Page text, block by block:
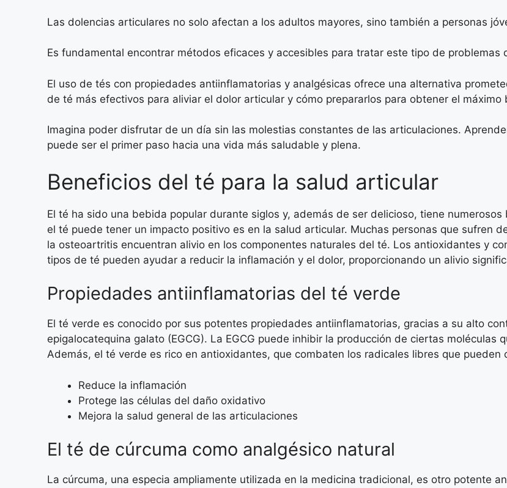
Las dolencias articulares no solo afectan a los adultos mayores, sino también a personas
Es fundamental encontrar métodos eficaces y accesibles para tratar este tipo de
El uso de tés con propiedades antiinflamatorias y analgésicas ofrece una alternativa
de té más efectivos para aliviar el dolor articular y cómo prepararlos para obtener el máximo
Imagina poder disfrutar de un día sin las molestias constantes de las articulaciones.
puede ser el primer paso hacia una vida más saludable y plena.
Beneficios del té para la salud articular
El té ha sido una bebida popular durante siglos y, además de ser delicioso, tiene
el té puede tener un impacto positivo es en la salud articular. Muchas personas que sufren
la osteoartritis encuentran alivio en los componentes naturales del té. Los antioxidantes y
tipos de té pueden ayudar a reducir la inflamación y el dolor, proporcionando un alivio
Propiedades antiinflamatorias del té verde
El té verde es conocido por sus potentes propiedades antiinflamatorias, gracias a su alto
epigalocatequina galato (EGCG). La EGCG puede inhibir la producción de ciertas moléculas
Además, el té verde es rico en antioxidantes, que combaten los radicales libres que
Reduce la inflamación
Protege las células del daño oxidativo
Mejora la salud general de las articulaciones
El té de cúrcuma como analgésico natural
La cúrcuma, una especia ampliamente utilizada en la medicina tradicional, es otro potente